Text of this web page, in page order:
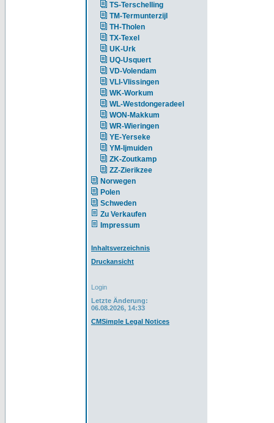
TS-Terschelling
TM-Termunterzijl
TH-Tholen
TX-Texel
UK-Urk
UQ-Usquert
VD-Volendam
VLI-Vlissingen
WK-Workum
WL-Westdongeradeel
WON-Makkum
WR-Wieringen
YE-Yerseke
YM-Ijmuiden
ZK-Zoutkamp
ZZ-Zierikzee
Norwegen
Polen
Schweden
Zu Verkaufen
Impressum
Inhaltsverzeichnis
Druckansicht
Login
Letzte Änderung:
06.08.2026, 14:33
CMSimple Legal Notices